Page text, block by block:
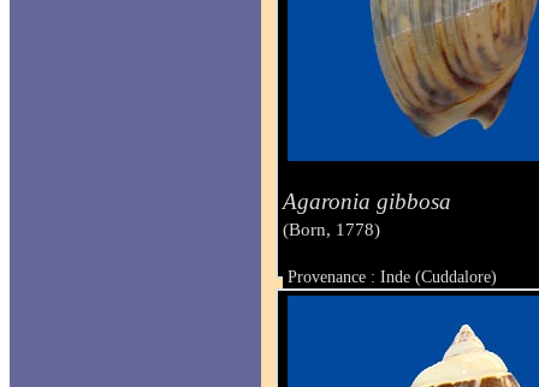
Agaronia gibbosa
(Born, 1778)
Provenance : Inde (Cuddalore)
Taille : 59 mm